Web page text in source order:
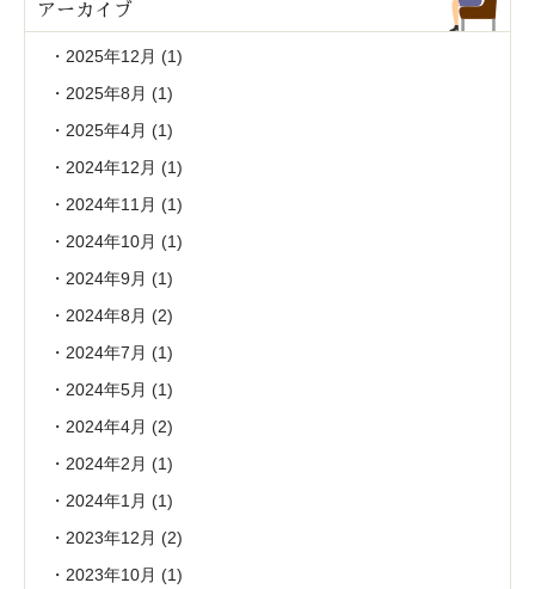
アーカイブ
2025年12月 (1)
2025年8月 (1)
2025年4月 (1)
2024年12月 (1)
2024年11月 (1)
2024年10月 (1)
2024年9月 (1)
2024年8月 (2)
2024年7月 (1)
2024年5月 (1)
2024年4月 (2)
2024年2月 (1)
2024年1月 (1)
2023年12月 (2)
2023年10月 (1)